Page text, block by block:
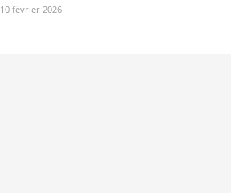
10 février 2026